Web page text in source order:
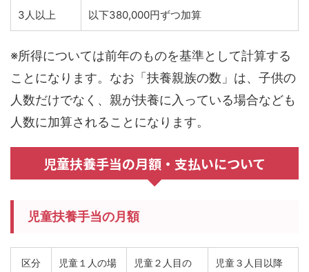
3人以上 以下380,000円ずつ加算
※所得については前年のものを基準として計算する
ことになります。なお「扶養親族の数」は、子供の
人数だけでなく、親が扶養に入っている場合なども
人数に加算されることになります。
児童扶養手当の月額・支払いについて
児童扶養手当の月額
区分
児童１人の場
児童２人目の
児童３人目以降